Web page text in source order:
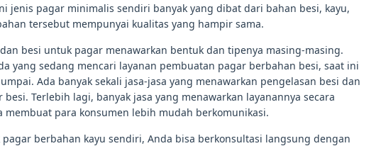
jenis pagar minimalis sendiri banyak yang dibat dari bahan besi, kayu,
tersebut mempunyai kualitas yang hampir sama.
besi untuk pagar menawarkan bentuk dan tipenya masing-masing.
yang sedang mencari layanan pembuatan pagar berbahan besi, saat ini
Ada banyak sekali jasa-jasa yang menawarkan pengelasan besi dan
Terlebih lagi, banyak jasa yang menawarkan layanannya secara
membuat para konsumen lebih mudah berkomunikasi.
berbahan kayu sendiri, Anda bisa berkonsultasi langsung dengan